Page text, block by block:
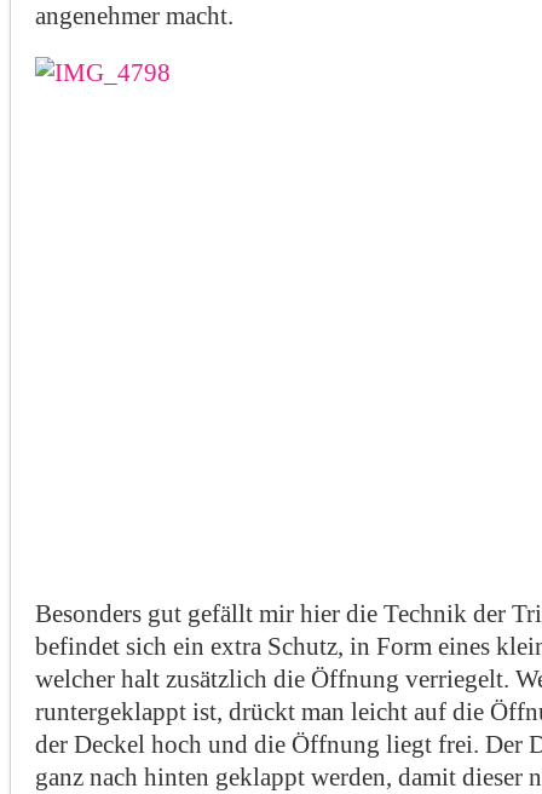
angenehmer macht.
Besonders gut gefällt mir hier die Technik der
befindet sich ein extra Schutz, in Form eines
welcher halt zusätzlich die Öffnung verriegelt.
runtergeklappt ist, drückt man leicht auf die
der Deckel hoch und die Öffnung liegt frei. Der
ganz nach hinten geklappt werden, damit dieser